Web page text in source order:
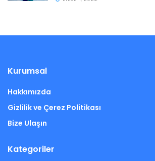
Kurumsal
Hakkımızda
Gizlilik ve Çerez Politikası
Bize Ulaşın
Kategoriler